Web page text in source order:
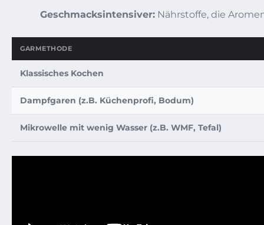
Geschmacksintensiver: Nährstoffe, die
GARMETHODE
Klassisches Kochen
Dampfgaren (z.B. Küchenprofi, Bodum)
Mikrowelle mit wenig Wasser (z.B. WMF, Tefal)